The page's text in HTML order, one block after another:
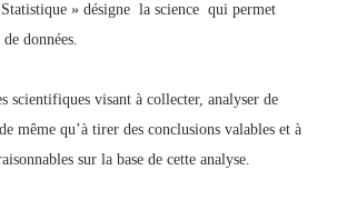
» désigne la science qui permet
données.
scientifiques visant à collecter, analyser de
même qu’à tirer des conclusions valables et à
sur la base de cette analyse.